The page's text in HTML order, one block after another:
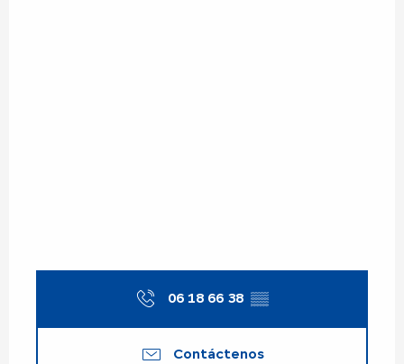
06 18 66 38 ▒▒
Contáctenos